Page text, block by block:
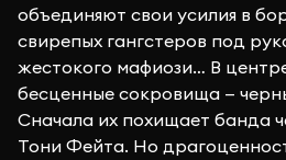
объединяют свои усилия в
свирепых гангстеров под
жестокого мафиози… В
бесценные сокровища —
Сначала их похищает банда
Тони Фейта. Но